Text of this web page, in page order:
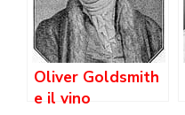
Oliver Goldsmith
e il vino